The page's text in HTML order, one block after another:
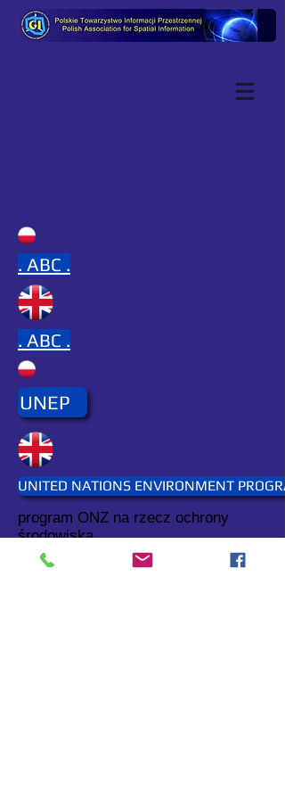
. ABC .
. ABC .
UNEP
UNITED NATIONS ENVIRONMENT
program ONZ na rzecz ochrony
środowiska.